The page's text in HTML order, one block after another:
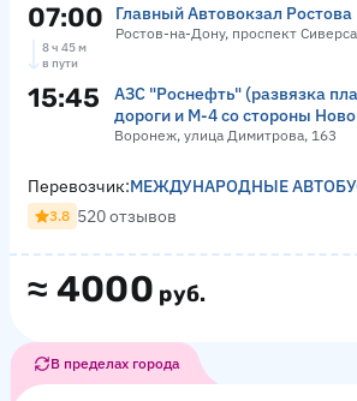
07:00 Главный Автовокзал Ростова
Ростов-на-Дону, проспект
8 ч 45 м
в пути
15:45
АЗС "Роснефть" (развязка
дороги и М-4 со стороны
Воронеж, улица Димитрова, 163
≈ 4000 руб.
Перевозчик:МЕЖДУНАРОДНЫЕ
3.8 520 отзывов
В пределах города